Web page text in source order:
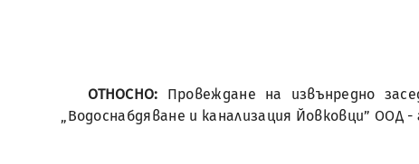
ОТНОСНО: Провеждане на извънредно
„Водоснабдяване и канализация Йовковци” ООД -